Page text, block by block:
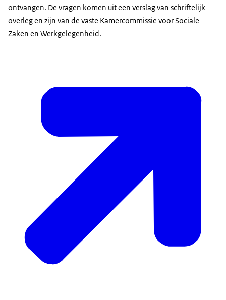
ontvangen. De vragen komen uit een verslag van schriftelijk
overleg en zijn van de vaste Kamercommissie voor Sociale
Zaken en Werkgelegenheid.